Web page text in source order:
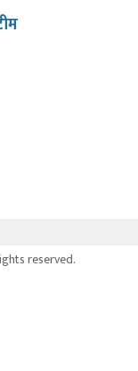
reserved.